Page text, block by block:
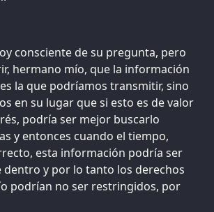
consciente de su pregunta, pero
hermano mío, que la información
la que podríamos transmitir, sino
en su lugar que si esto es de valor
podría ser mejor buscarlo
y entonces cuando el tiempo,
esta información podría ser
dentro y por lo tanto los derechos
podrían no ser restringidos, por